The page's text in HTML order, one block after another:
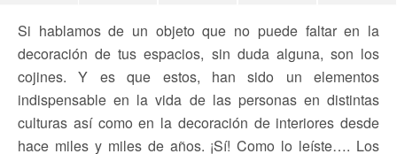
Si hablamos de un objeto que no puede faltar en la
decoración de tus espacios, sin duda alguna, son los
cojines. Y es que estos, han sido un elementos
indispensable en la vida de las personas en distintas
culturas así como en la decoración de interiores desde
hace miles y miles de años. ¡Sí! Como lo leíste…. Los